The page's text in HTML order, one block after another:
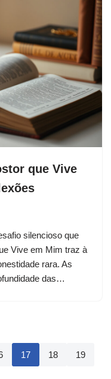
que Vive
silencioso que
Vive em Mim traz à
rara. As
das…
17 18 19